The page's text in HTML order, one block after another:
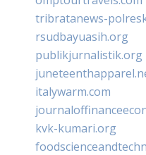
tribratanews-
rsudbayuasih.org
publikjurnalistik.org
italywarm.com
kvk-kumari.org